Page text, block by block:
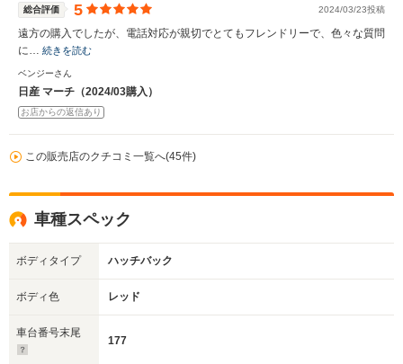
総合評価 5 2024/03/23投稿
遠方の購入でしたが、電話対応が親切でとてもフレンドリーで、色々な質問
に… 続きを読む
ベンジーさん
日産 マーチ（2024/03購入）
お店からの返信あり
この販売店のクチコミ一覧へ(45件)
車種スペック
ボディタイプ ハッチバック
ボディ色 レッド
車台番号末尾
177